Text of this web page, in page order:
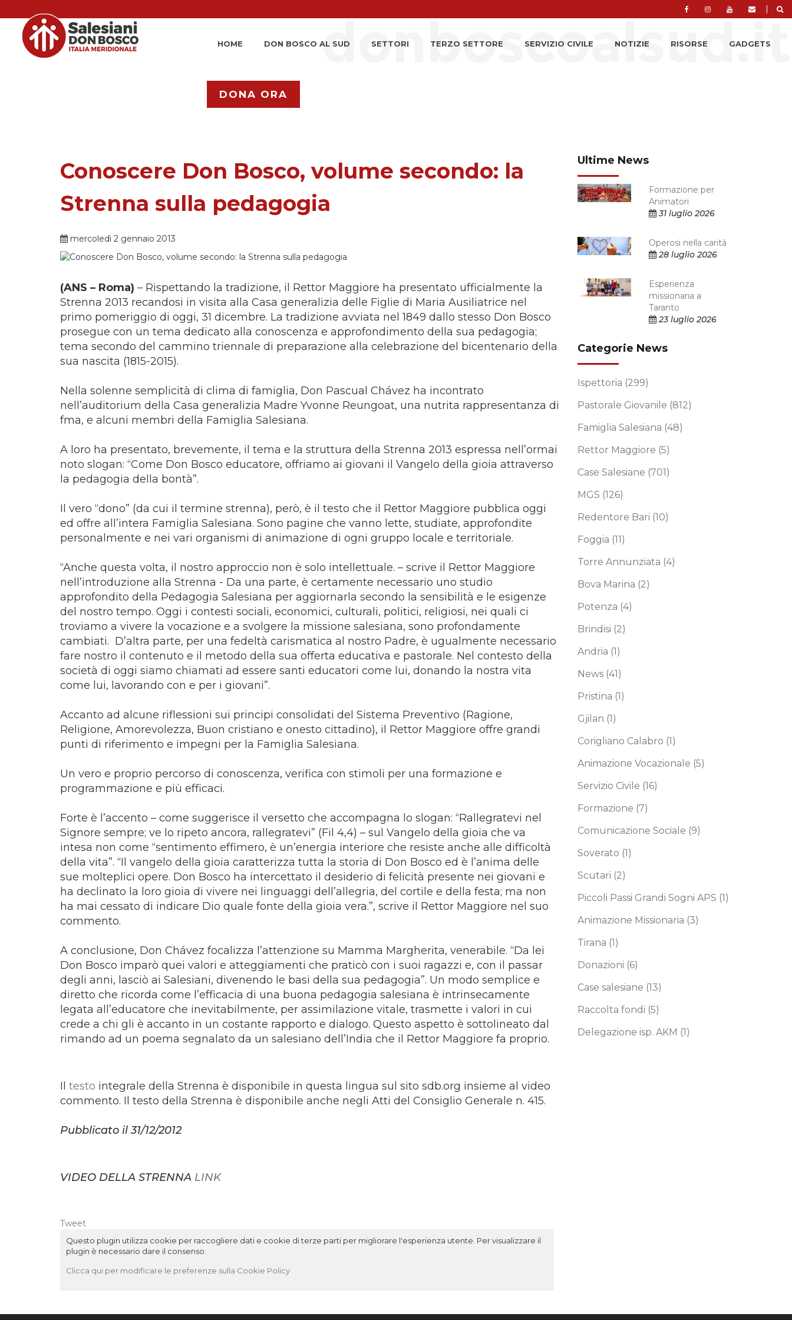
|
HOME DON BOSCO AL SUD SETTORI TERZO SETTORE SERVIZIO CIVILE NOTIZIE RISORSE GADGETS
DONA ORA
Conoscere Don Bosco, volume secondo: la
Strenna sulla pedagogia
mercoledì 2 gennaio 2013
(ANS – Roma) – Rispettando la tradizione, il Rettor Maggiore ha presentato ufficialmente la
Strenna 2013 recandosi in visita alla Casa generalizia delle Figlie di Maria Ausiliatrice nel
primo pomeriggio di oggi, 31 dicembre. La tradizione avviata nel 1849 dallo stesso Don Bosco
prosegue con un tema dedicato alla conoscenza e approfondimento della sua pedagogia;
tema secondo del cammino triennale di preparazione alla celebrazione del bicentenario della
sua nascita (1815-2015).
Nella solenne semplicità di clima di famiglia, Don Pascual Chávez ha incontrato
nell’auditorium della Casa generalizia Madre Yvonne Reungoat, una nutrita rappresentanza di
fma, e alcuni membri della Famiglia Salesiana.
A loro ha presentato, brevemente, il tema e la struttura della Strenna 2013 espressa nell’ormai
noto slogan: “Come Don Bosco educatore, offriamo ai giovani il Vangelo della gioia attraverso
la pedagogia della bontà”.
Il vero “dono” (da cui il termine strenna), però, è il testo che il Rettor Maggiore pubblica oggi
ed offre all’intera Famiglia Salesiana. Sono pagine che vanno lette, studiate, approfondite
personalmente e nei vari organismi di animazione di ogni gruppo locale e territoriale.
“Anche questa volta, il nostro approccio non è solo intellettuale. – scrive il Rettor Maggiore
nell’introduzione alla Strenna - Da una parte, è certamente necessario uno studio
approfondito della Pedagogia Salesiana per aggiornarla secondo la sensibilità e le esigenze
del nostro tempo. Oggi i contesti sociali, economici, culturali, politici, religiosi, nei quali ci
troviamo a vivere la vocazione e a svolgere la missione salesiana, sono profondamente
cambiati. D’altra parte, per una fedeltà carismatica al nostro Padre, è ugualmente necessario
fare nostro il contenuto e il metodo della sua offerta educativa e pastorale. Nel contesto della
società di oggi siamo chiamati ad essere santi educatori come lui, donando la nostra vita
come lui, lavorando con e per i giovani”.
Accanto ad alcune riflessioni sui principi consolidati del Sistema Preventivo (Ragione,
Religione, Amorevolezza, Buon cristiano e onesto cittadino), il Rettor Maggiore offre grandi
punti di riferimento e impegni per la Famiglia Salesiana.
Un vero e proprio percorso di conoscenza, verifica con stimoli per una formazione e
programmazione e più efficaci.
Forte è l’accento – come suggerisce il versetto che accompagna lo slogan: “Rallegratevi nel
Signore sempre; ve lo ripeto ancora, rallegratevi” (Fil 4,4) – sul Vangelo della gioia che va
intesa non come “sentimento effimero, è un’energia interiore che resiste anche alle difficoltà
della vita”. “Il vangelo della gioia caratterizza tutta la storia di Don Bosco ed è l’anima delle
sue molteplici opere. Don Bosco ha intercettato il desiderio di felicità presente nei giovani e
ha declinato la loro gioia di vivere nei linguaggi dell’allegria, del cortile e della festa; ma non
ha mai cessato di indicare Dio quale fonte della gioia vera.”, scrive il Rettor Maggiore nel suo
commento.
A conclusione, Don Chávez focalizza l’attenzione su Mamma Margherita, venerabile. “Da lei
Don Bosco imparò quei valori e atteggiamenti che praticò con i suoi ragazzi e, con il passar
degli anni, lasciò ai Salesiani, divenendo le basi della sua pedagogia”. Un modo semplice e
diretto che ricorda come l’efficacia di una buona pedagogia salesiana è intrinsecamente
legata all’educatore che inevitabilmente, per assimilazione vitale, trasmette i valori in cui
crede a chi gli è accanto in un costante rapporto e dialogo. Questo aspetto è sottolineato dal
rimando ad un poema segnalato da un salesiano dell’India che il Rettor Maggiore fa proprio.
Il testo integrale della Strenna è disponibile in questa lingua sul sito sdb.org insieme al video
commento. Il testo della Strenna è disponibile anche negli Atti del Consiglio Generale n. 415.
Pubblicato il 31/12/2012
VIDEO DELLA STRENNA LINK
Tweet
Questo plugin utilizza cookie per raccogliere dati e cookie di terze parti per migliorare l'esperienza utente. Per visualizzare il
plugin è necessario dare il consenso.
Clicca qui per modificare le preferenze sulla Cookie Policy
Ultime News
Formazione per
Animatori
31 luglio 2026
Operosi nella carità
28 luglio 2026
Esperienza
missionaria a
Taranto
23 luglio 2026
Categorie News
Ispettoria (299)
Pastorale Giovanile (812)
Famiglia Salesiana (48)
Rettor Maggiore (5)
Case Salesiane (701)
MGS (126)
Redentore Bari (10)
Foggia (11)
Torre Annunziata (4)
Bova Marina (2)
Potenza (4)
Brindisi (2)
Andria (1)
News (41)
Pristina (1)
Gjilan (1)
Corigliano Calabro (1)
Animazione Vocazionale (5)
Servizio Civile (16)
Formazione (7)
Comunicazione Sociale (9)
Soverato (1)
Scutari (2)
Piccoli Passi Grandi Sogni APS (1)
Animazione Missionaria (3)
Tirana (1)
Donazioni (6)
Case salesiane (13)
Raccolta fondi (5)
Delegazione isp. AKM (1)